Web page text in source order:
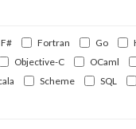
F# Fortran Go
Objective-C OCaml
Scheme SQL